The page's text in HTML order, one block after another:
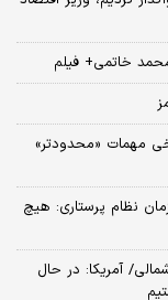
خاتمی+ فیلم
مهمات «محدودتر»
نظام پرستاری: هیچ
آمریکا: در حال